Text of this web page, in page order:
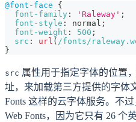
@font-face
{
font-family : 'Raleway' ;
font-style : normal ;
font-weight : 500 ;
src : url ( /fonts/
}
src 属性用于指定字体的位置
址，来加载第三方提供的字体
Fonts 这样的云字体服务。不
Web Fonts，因为它只有 26 个